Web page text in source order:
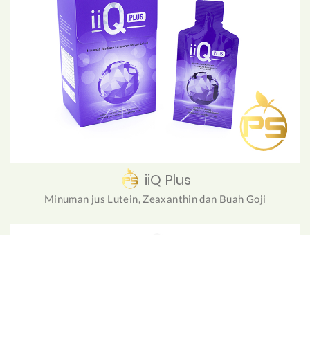
iiQ Plus
Minuman jus Lutein, Zeaxanthin dan Buah Goji